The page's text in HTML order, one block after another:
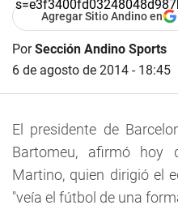
Agregar Sitio Andino en
PorSección Andino Sports
6 de agosto de 2014 - 18:45
El presidente de
Bartomeu, afirmó hoy
Martino, quien dirigió el
"veía el fútbol de una